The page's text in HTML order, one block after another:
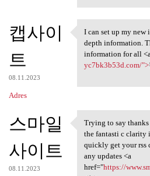
캡사이
트
08.11.2023
Adres
I can set up my
I can set up my new
depth information.
information for all
yc7bk3b53d.com/">
스마일
사이트
08.11.2023
Trying to say
Trying to say
the fantasti c
quickly get your rss
any updates <a
href="https://